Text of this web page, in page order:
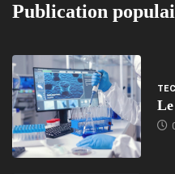
Publication